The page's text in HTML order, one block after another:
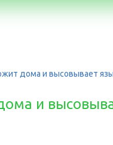
дома и высовывает
и